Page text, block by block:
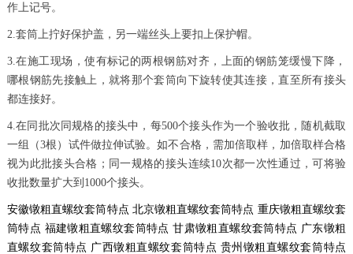
作上记号。
2.套筒上拧好保护盖，另一端丝头上要扣上保护帽。
3.在施工现场，使有标记的两根钢筋对齐，上面的钢筋笼缓慢下降，
哪根钢筋先接触上，就将那个套筒向下旋转使其连接，直至所有接头
都连接好。
4.在同批次同规格的接头中，每500个接头作为一个验收批，随机截取
一组（3根）试件做拉伸试验。如不合格，需加倍取样，加倍取样合格
视为此批接头合格；同一规格的接头连续10次都一次性通过，可将验
收批数量扩大到1000个接头。
安徽镦粗直螺纹套筒特点 北京镦粗直螺纹套筒特点 重庆镦粗直螺纹套
筒特点 福建镦粗直螺纹套筒特点 甘肃镦粗直螺纹套筒特点 广东镦粗
直螺纹套筒特点 广西镦粗直螺纹套筒特点 贵州镦粗直螺纹套筒特点